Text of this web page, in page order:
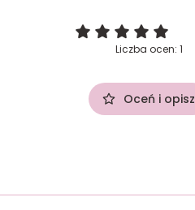
Liczba ocen: 1
Oceń i opisz